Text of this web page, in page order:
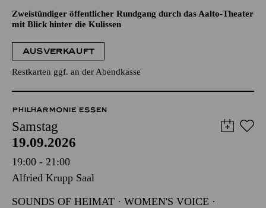
Zweistündiger öffentlicher Rundgang durch das Aalto-Theater
mit Blick hinter die Kulissen
AUSVERKAUFT
Restkarten ggf. an der Abendkasse
PHILHARMONIE ESSEN
Samstag
19.09.2026
19:00 - 21:00
Alfried Krupp Saal
SOUNDS OF HEIMAT · WOMEN'S VOICE ·